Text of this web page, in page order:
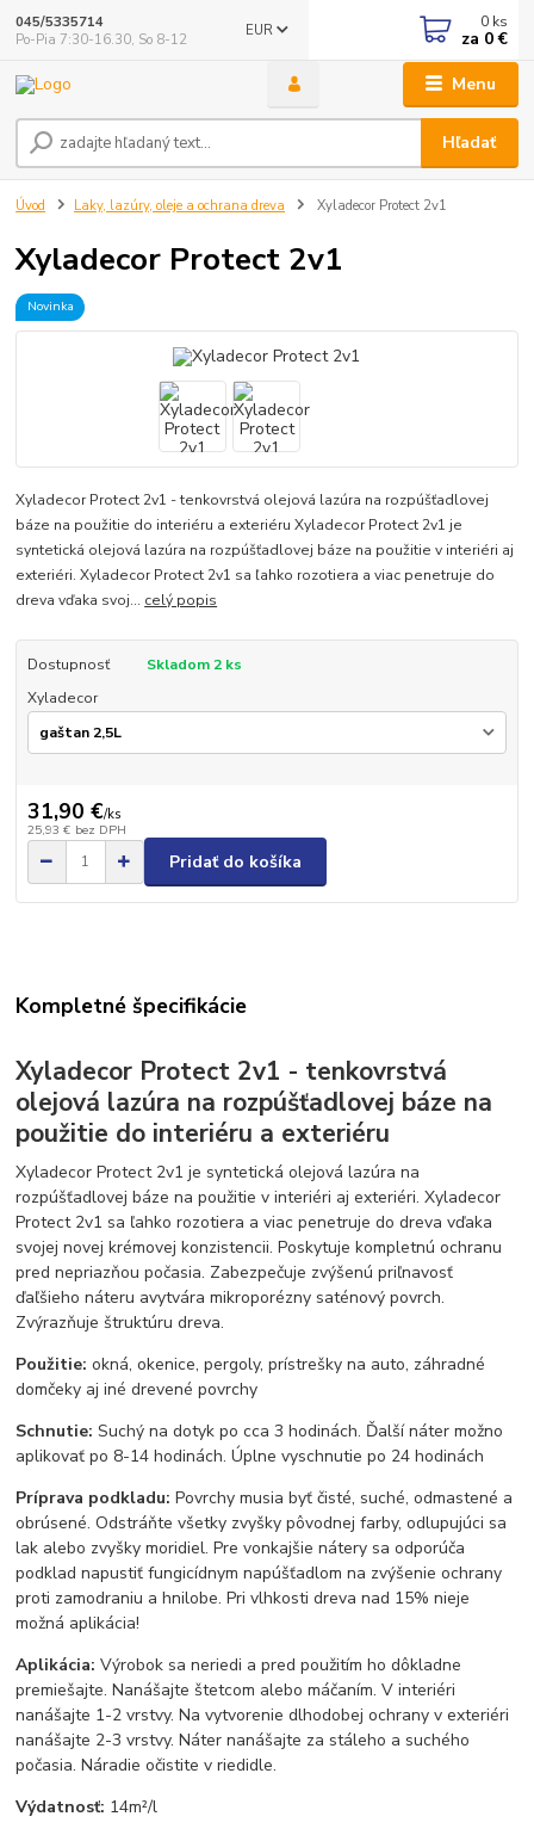
Menu
EUR
Hľadať
045/5335714
Po-Pia 7:30-16.30, So 8-12
0 ks
za 0 €
Úvod Laky, lazúry, oleje a ochrana dreva Xyladecor Protect 2v1
Xyladecor Protect 2v1
Novinka
Xyladecor Protect 2v1 - tenkovrstvá olejová lazúra na rozpúšťadlovej
báze na použitie do interiéru a exteriéru Xyladecor Protect 2v1 je
syntetická olejová lazúra na rozpúšťadlovej báze na použitie v interiéri aj
exteriéri. Xyladecor Protect 2v1 sa ľahko rozotiera a viac penetruje do
dreva vďaka svoj... celý popis
Dostupnosť
Skladom 2 ks
Xyladecor
31,90 €/ks
25,93 € bez DPH
Pridať do košíka
Kompletné špecifikácie
Xyladecor Protect 2v1 - tenkovrstvá
olejová lazúra na rozpúšťadlovej báze na
použitie do interiéru a exteriéru
Xyladecor Protect 2v1 je syntetická olejová lazúra na
rozpúšťadlovej báze na použitie v interiéri aj exteriéri. Xyladecor
Protect 2v1 sa ľahko rozotiera a viac penetruje do dreva vďaka
svojej novej krémovej konzistencii. Poskytuje kompletnú ochranu
pred nepriazňou počasia. Zabezpečuje zvýšenú priľnavosť
ďaľšieho náteru avytvára mikroporézny saténový povrch.
Zvýrazňuje štruktúru dreva.
Použitie: okná, okenice, pergoly, prístrešky na auto, záhradné
domčeky aj iné drevené povrchy
Schnutie: Suchý na dotyk po cca 3 hodinách. Ďalší náter možno
aplikovať po 8-14 hodinách. Úplne vyschnutie po 24 hodinách
Príprava podkladu:Povrchy musia byť čisté, suché, odmastené a
obrúsené. Odstráňte všetky zvyšky pôvodnej farby, odlupujúci sa
lak alebo zvyšky moridiel. Pre vonkajšie nátery sa odporúča
podklad napustiť fungicídnym napúšťadlom na zvýšenie ochrany
proti zamodraniu a hnilobe. Pri vlhkosti dreva nad 15% nieje
možná aplikácia!
Aplikácia: Výrobok sa neriedi a pred použitím ho dôkladne
premiešajte. Nanášajte štetcom alebo máčaním. V interiéri
nanášajte 1-2 vrstvy. Na vytvorenie dlhodobej ochrany v exteriéri
nanášajte 2-3 vrstvy. Náter nanášajte za stáleho a suchého
počasia. Náradie očistite v riedidle.
Výdatnosť: 14m²/l